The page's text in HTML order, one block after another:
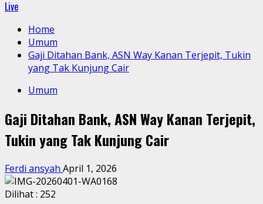
for:
Live
Home
Umum
Gaji Ditahan Bank, ASN Way Kanan Terjepit, Tukin
yang Tak Kunjung Cair
Umum
Gaji Ditahan Bank, ASN Way Kanan Terjepit,
Tukin yang Tak Kunjung Cair
Ferdi ansyah April 1, 2026
Dilihat : 252